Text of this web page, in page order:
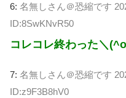
6: 名無しさん＠恐縮です
ID:8SwKNvR50
コレコレ終わった＼
7: 名無しさん＠恐縮です
ID:z9F3B8hV0